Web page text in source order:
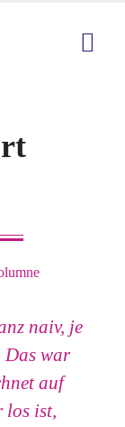
naiv, je
Das war
auf
los ist,